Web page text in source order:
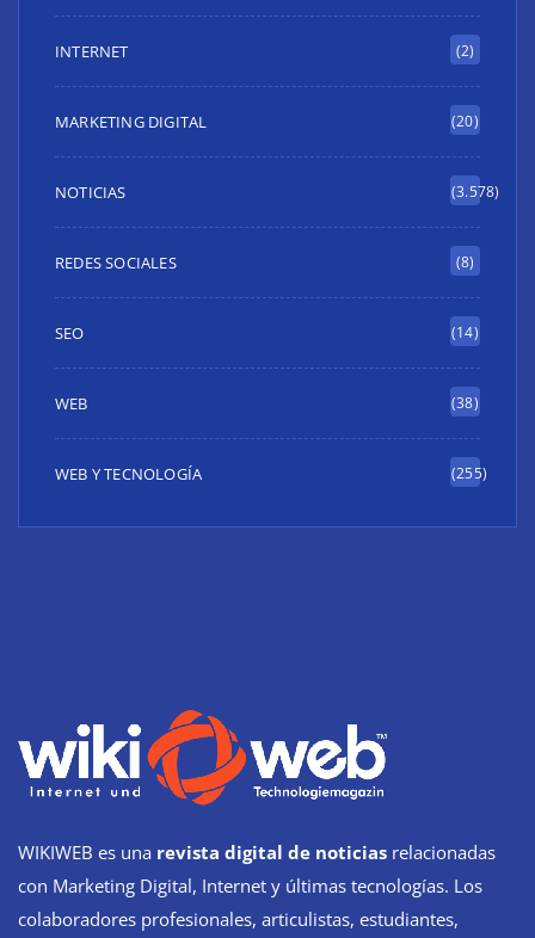
INTERNET (2)
MARKETING DIGITAL (20)
NOTICIAS (3.578)
REDES SOCIALES (8)
SEO (14)
WEB (38)
WEB Y TECNOLOGÍA (255)
WIKIWEB es una revista digital de noticias relacionadas
con Marketing Digital, Internet y últimas tecnologías. Los
colaboradores profesionales, articulistas, estudiantes,